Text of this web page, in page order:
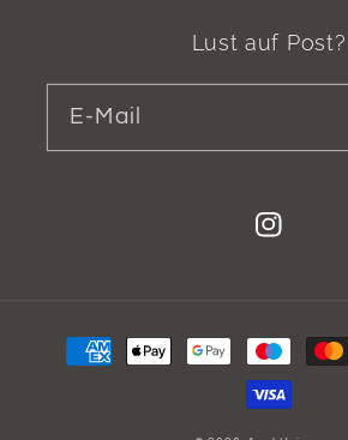
Lust auf Post?
E-Mail
Instagram
Zahlungsmethoden